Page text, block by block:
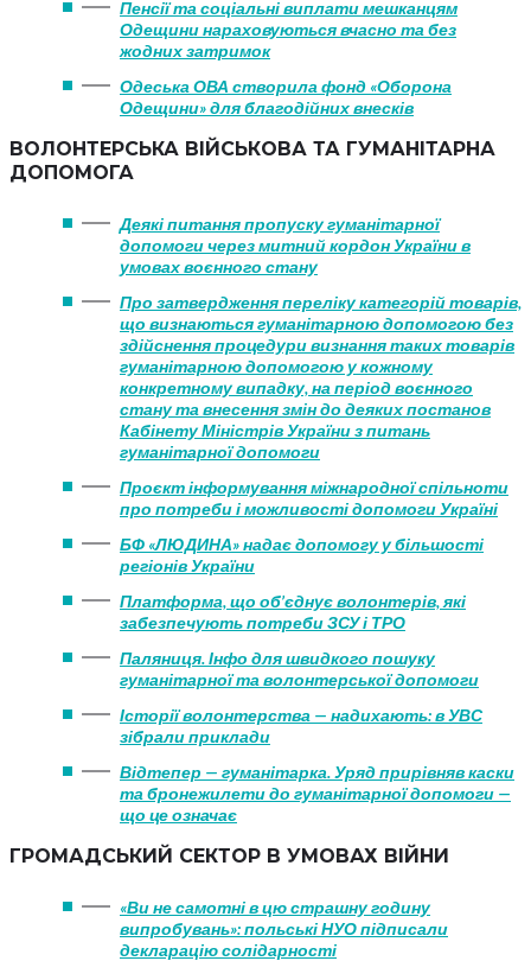
Пенсії та соціальні виплати мешканцям
Одещини нараховуються вчасно та без
жодних затримок
Одеська ОВА створила фонд «Оборона
Одещини» для благодійних внесків
ВОЛОНТЕРСЬКА ВІЙСЬКОВА ТА ГУМАНІТАРНА
ДОПОМОГА
Деякі питання пропуску гуманітарної
допомоги через митний кордон України в
умовах воєнного стану
Про затвердження переліку категорій товарів,
що визнаються гуманітарною допомогою без
здійснення процедури визнання таких товарів
гуманітарною допомогою у кожному
конкретному випадку, на період воєнного
стану та внесення змін до деяких постанов
Кабінету Міністрів України з питань
гуманітарної допомоги
Проєкт інформування міжнародної спільноти
про потреби і можливості допомоги Україні
БФ «ЛЮДИНА» надає допомогу у більшості
регіонів України
Платформа, що об’єднує волонтерів, які
забезпечують потреби ЗСУ і ТРО
Паляниця. Інфо для швидкого пошуку
гуманітарної та волонтерської допомоги
Історії волонтерства — надихають: в УВС
зібрали приклади
Відтепер — гуманітарка. Уряд прирівняв каски
та бронежилети до гуманітарної допомоги —
що це означає
ГРОМАДСЬКИЙ СЕКТОР В УМОВАХ ВІЙНИ
«Ви не самотні в цю страшну годину
випробувань»: польські НУО підписали
декларацію солідарності